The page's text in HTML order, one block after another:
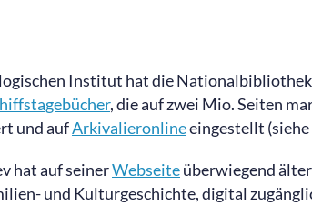
Institut hat die
, die auf zwei Mio. Seiten
und aufArkivalieronlineeingestellt
hat auf seinerWebseiteüberwiegend
und Kulturgeschichte, digital